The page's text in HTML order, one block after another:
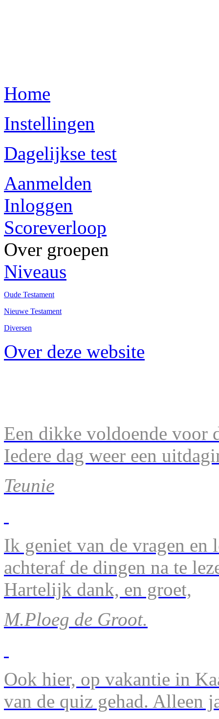
Home
Instellingen
Dagelijkse test
Aanmelden
Inloggen
Scoreverloop
Over groepen
Niveaus
Oude Testament
Nieuwe Testament
Diversen
Over deze website
Een dikke voldoende voor
Iedere dag weer een
Teunie
Ik geniet van de vragen en
achteraf de dingen na te
Hartelijk dank, en groet,
M.Ploeg de Groot.
Ook hier, op vakantie in
van de quiz gehad. Alleen